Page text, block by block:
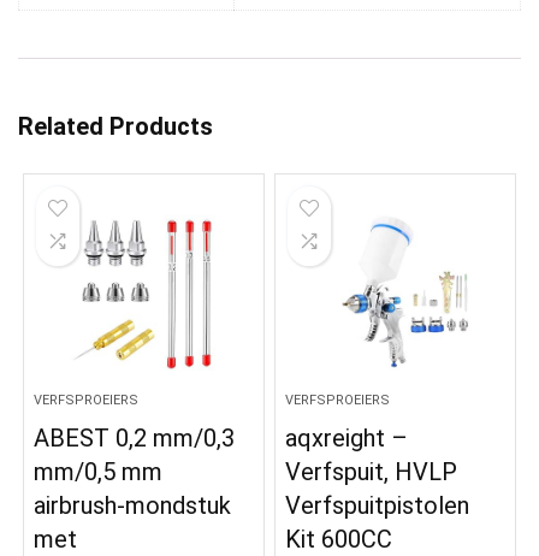
Related Products
VERFSPROEIERS
ABEST 0,2 mm/0,3
mm/0,5 mm
airbrush-mondstuk
met
VERFSPROEIERS
aqxreight –
Verfspuit, HVLP
Verfspuitpistolen
Kit 600CC